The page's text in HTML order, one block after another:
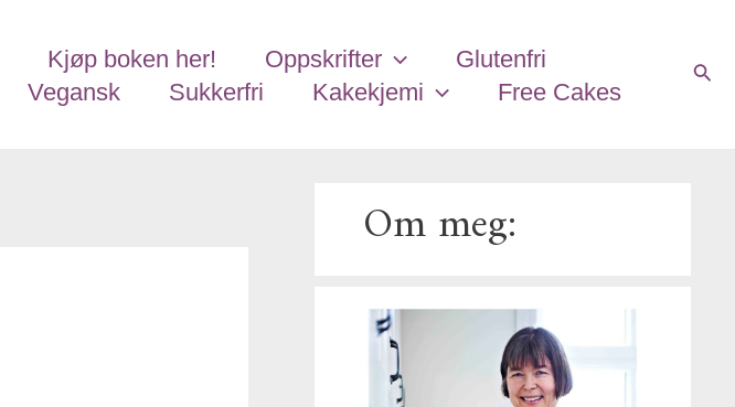
Kjøp boken her! Oppskrifter
Glutenfri
Vegansk Sukkerfri Kakekjemi Free Cakes
Søk
Om meg:
p
o
d
r